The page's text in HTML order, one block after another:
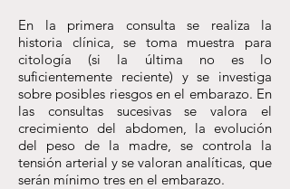
En la primera consulta se realiza la
historia clínica, se toma muestra para
citología (si la última no es lo
suficientemente reciente) y se investiga
sobre posibles riesgos en el embarazo. En
las consultas sucesivas se valora el
crecimiento del abdomen, la evolución
del peso de la madre, se controla la
tensión arterial y se valoran analíticas, que
serán mínimo tres en el embarazo.